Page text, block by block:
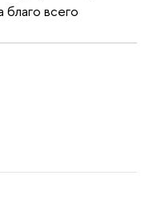
всего